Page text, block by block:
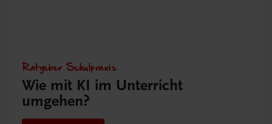
Ratgeber Schulpraxis
Wie mit KI im Unterricht
umgehen?